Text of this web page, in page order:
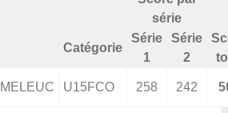
série
Catégorie
Série
1
Série
2
U15FCO 258 242